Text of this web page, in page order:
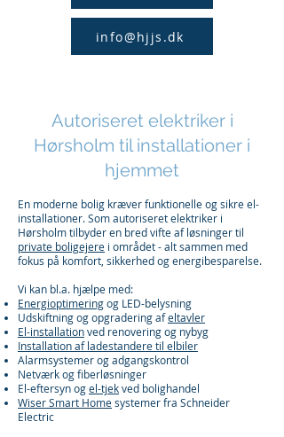
info@hjjs.dk
Autoriseret elektriker i
Hørsholm til installationer i
hjemmet
En moderne bolig kræver funktionelle og sikre el-
installationer. Som autoriseret elektriker i
Hørsholm tilbyder en bred vifte af løsninger til
private boligejere i området - alt sammen med
fokus på komfort, sikkerhed og energibesparelse.
Vi kan bl.a. hjælpe med:
Energioptimeringog LED-belysning
Udskiftning og opgradering afeltavler
El-installationved renovering og nybyg
Installation af ladestandere til elbiler
Alarmsystemer og adgangskontrol
Netværk og fiberløsninger
El-eftersyn ogel-tjekved bolighandel
Wiser Smart Homesystemer fra Schneider
Electric